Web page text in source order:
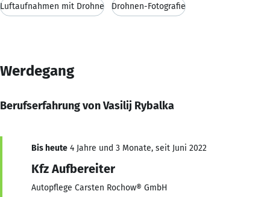
Luftaufnahmen mit Drohne Drohnen-Fotografie
Werdegang
Berufserfahrung von Vasilij Rybalka
Bis heute 4 Jahre und 3 Monate, seit Juni 2022
Kfz Aufbereiter
Autopflege Carsten Rochow® GmbH